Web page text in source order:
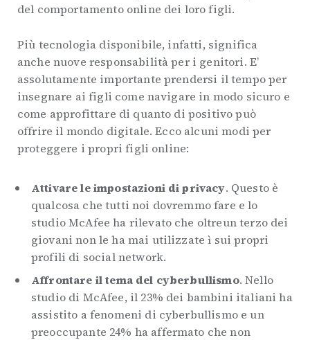
del comportamento online dei loro figli.
Più tecnologia disponibile, infatti, significa
anche nuove responsabilità per i genitori. E’
assolutamente importante prendersi il tempo per
insegnare ai figli come navigare in modo sicuro e
come approfittare di quanto di positivo può
offrire il mondo digitale. Ecco alcuni modi per
proteggere i propri figli online:
Attivare le impostazioni di privacy. Questo è
qualcosa che tutti noi dovremmo fare e lo
studio McAfee ha rilevato che oltreun terzo dei
giovani non le ha mai utilizzate ì sui propri
profili di social network.
Affrontare il tema del cyberbullismo. Nello
studio di McAfee, il 23% dei bambini italiani ha
assistito a fenomeni di cyberbullismo e un
preoccupante 24% ha affermato che non